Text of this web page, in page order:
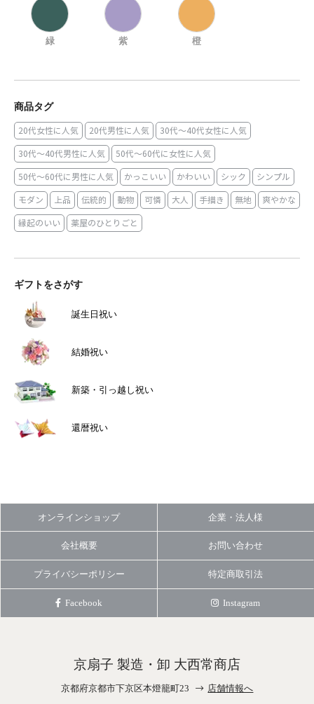
緑 紫 橙
商品タグ
20代女性に人気 20代男性に人気 30代～40代女性に人気
30代～40代男性に人気 50代～60代に女性に人気
50代～60代に男性に人気 かっこいい かわいい シック シンプル
モダン 上品 伝統的 動物 可憐 大人 手描き 無地 爽やかな
縁起のいい 薬屋のひとりごと
ギフトをさがす
誕生日祝い
結婚祝い
新築・引っ越し祝い
還暦祝い
オンラインショップ 企業・法人様
会社概要 お問い合わせ
プライバシーポリシー 特定商取引法
Facebook Instagram
京扇子 製造・卸 大西常商店
京都府京都市下京区本燈籠町23 店舗情報へ